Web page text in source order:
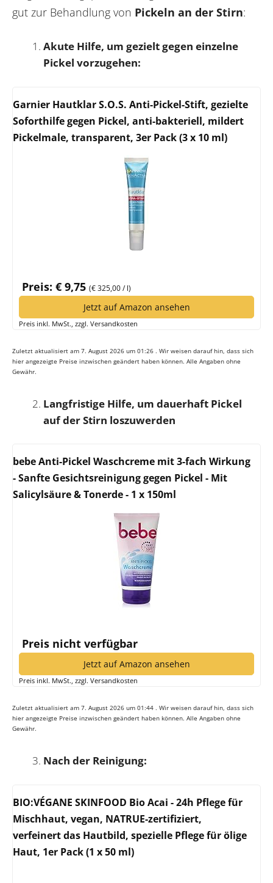
gut zur Behandlung von Pickeln an der Stirn:
Akute Hilfe, um gezielt gegen einzelne
Pickel vorzugehen:
Garnier Hautklar S.O.S. Anti-Pickel-Stift, gezielte
Soforthilfe gegen Pickel, anti-bakteriell, mildert
Pickelmale, transparent, 3er Pack (3 x 10 ml)
Preis: € 9,75 (€ 325,00 / l)
Jetzt auf Amazon ansehen
Preis inkl. MwSt., zzgl. Versandkosten
Zuletzt aktualisiert am 7. August 2026 um 01:26 . Wir weisen darauf hin, dass sich
hier angezeigte Preise inzwischen geändert haben können. Alle Angaben ohne
Gewähr.
Langfristige Hilfe, um dauerhaft Pickel
auf der Stirn loszuwerden
bebe Anti-Pickel Waschcreme mit 3-fach Wirkung
- Sanfte Gesichtsreinigung gegen Pickel - Mit
Salicylsäure & Tonerde - 1 x 150ml
Preis nicht verfügbar
Jetzt auf Amazon ansehen
Preis inkl. MwSt., zzgl. Versandkosten
Zuletzt aktualisiert am 7. August 2026 um 01:44 . Wir weisen darauf hin, dass sich
hier angezeigte Preise inzwischen geändert haben können. Alle Angaben ohne
Gewähr.
Nach der Reinigung:
BIO:VÉGANE SKINFOOD Bio Acai - 24h Pflege für
Mischhaut, vegan, NATRUE-zertifiziert,
verfeinert das Hautbild, spezielle Pflege für ölige
Haut, 1er Pack (1 x 50 ml)